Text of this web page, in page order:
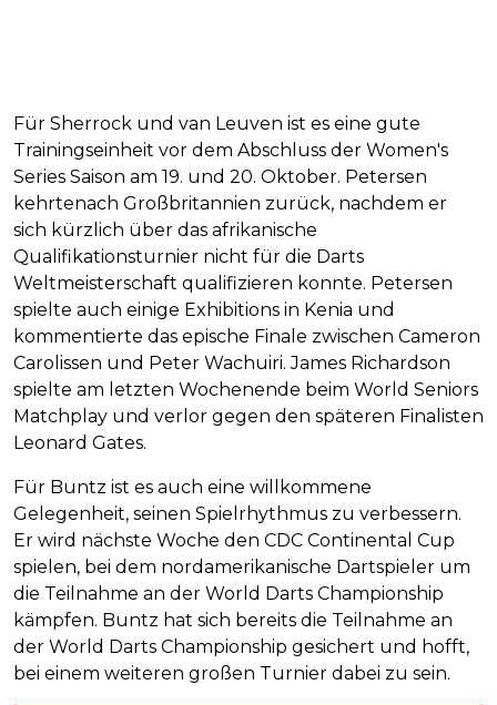
Für Sherrock und van Leuven ist es eine gute
Trainingseinheit vor dem Abschluss der Women's
Series Saison am 19. und 20. Oktober. Petersen
kehrtenach Großbritannien zurück, nachdem er
sich kürzlich über das afrikanische
Qualifikationsturnier nicht für die Darts
Weltmeisterschaft qualifizieren konnte. Petersen
spielte auch einige Exhibitions in Kenia und
kommentierte das epische Finale zwischen Cameron
Carolissen und Peter Wachuiri. James Richardson
spielte am letzten Wochenende beim World Seniors
Matchplay und verlor gegen den späteren Finalisten
Leonard Gates.
Für Buntz ist es auch eine willkommene
Gelegenheit, seinen Spielrhythmus zu verbessern.
Er wird nächste Woche den CDC Continental Cup
spielen, bei dem nordamerikanische Dartspieler um
die Teilnahme an der World Darts Championship
kämpfen. Buntz hat sich bereits die Teilnahme an
der World Darts Championship gesichert und hofft,
bei einem weiteren großen Turnier dabei zu sein.